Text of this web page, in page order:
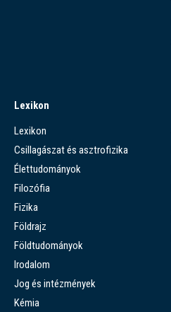
Lexikon
Lexikon
Csillagászat és asztrofizika
Élettudományok
Filozófia
Fizika
Földrajz
Földtudományok
Irodalom
Jog és intézmények
Kémia